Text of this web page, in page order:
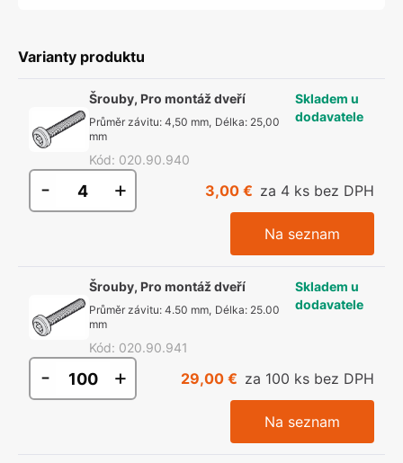
Varianty produktu
Šrouby, Pro montáž dveří
Průměr závitu:4,50 mm, Délka: 25,00
mm
Kód: 020.90.940
Skladem u
dodavatele
- + 3,00 € za 4 ks bez DPH
Na seznam
Šrouby, Pro montáž dveří
Průměr závitu:4.50 mm, Délka: 25.00
mm
Kód: 020.90.941
Skladem u
dodavatele
- + 29,00 € za 100 ks bez DPH
Na seznam